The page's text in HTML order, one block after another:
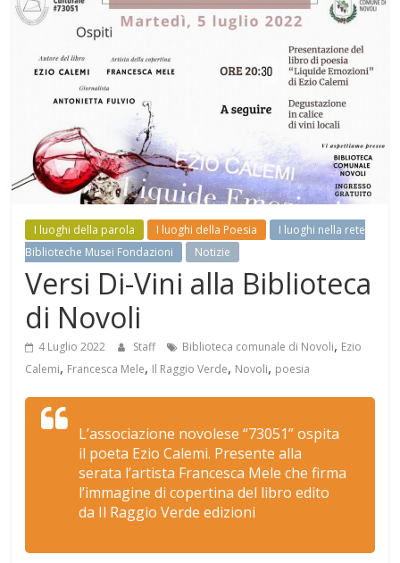
Mensile
arte,
turismo
curiosità
I luoghi della parola I luoghi della Poesia
I luoghi nella rete
Biblioteche Musei Fondazioni
Notizie
Versi Di-Vini alla Biblioteca
di Novoli
4 Luglio 2022 Staff Biblioteca comunale di Novoli, Ezio
Calemi, Francesca Mele, Il Raggio Verde, Novoli, poesia
L’associazione novolese “73051” ospita
il poeta Ezio Calemi. Presente alla
serata l’artista Francesca Mele che firma
l’immagine di copertina del libro edito
da Il Raggio Verde edizioni